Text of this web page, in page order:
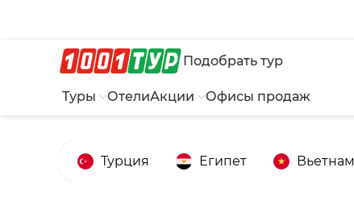
Подобрать тур
Туры ОтелиАкции Офисы продаж
Турция Египет Вьетнам